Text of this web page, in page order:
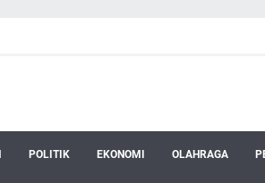
POLITIK EKONOMI OLAHRAGA